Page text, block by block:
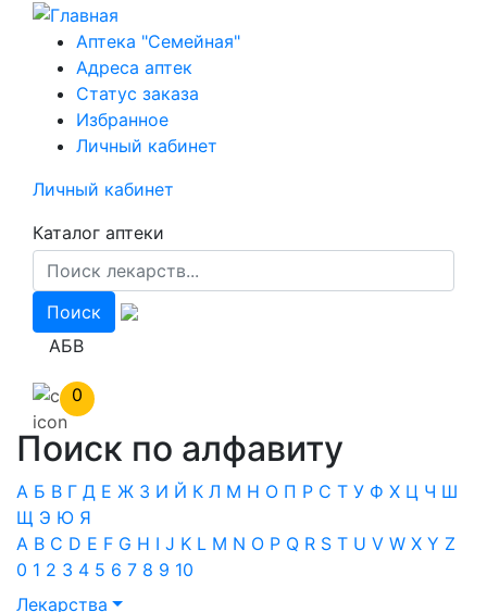
Перейти
основному
содержанию
Аптека "Семейная"
Адреса аптек
Статус заказа
Избранное
Личный кабинет
Личный кабинет
Каталог аптеки
АБВ
0
Поиск по алфавиту
А Б В Г Д Е Ж З И Й К Л М Н О П Р С Т У Ф Х Ц Ч Ш
Щ Э Ю Я
A B C D E F G H I J K L M N O P Q R S T U V W X Y Z
0 1 2 3 4 5 6 7 8 9 10
Лекарства